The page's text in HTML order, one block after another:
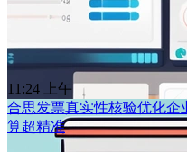
11:24 上午
合思发票真实性核验优化
算超精准